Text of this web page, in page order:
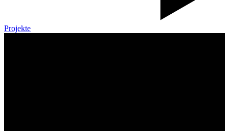
Projekte